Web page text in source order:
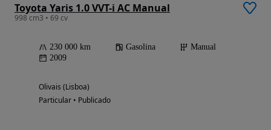
Toyota Yaris 1.0 VVT-i AC Manual
998 cm3 • 69 cv
230 000 km Gasolina
Manual
2009
Olivais (Lisboa)
Particular • Publicado